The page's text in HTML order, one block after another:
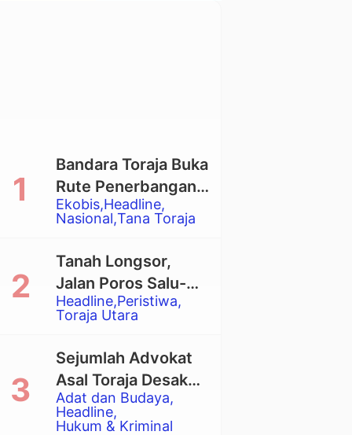
Ekobis Headline
Nasional Tana Toraja
Bandara Toraja Buka
Rute Penerbangan
Langsung Toraja-
Balikpapan
Headline Peristiwa
Toraja Utara
Tanah Longsor,
Jalan Poros Salu-
Dende’ Tertutup
Total
Adat dan Budaya
Headline
Hukum & Kriminal
Sejumlah Advokat
Asal Toraja Desak
Mahkamah Agung
Larang Penggunaan